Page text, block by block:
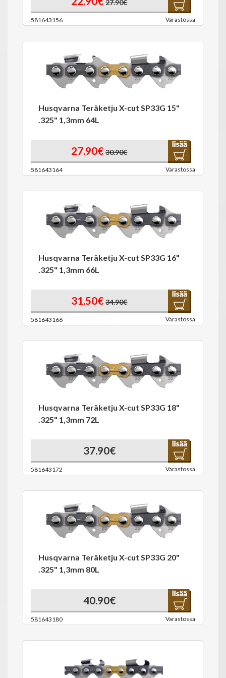
27.90€
581643156 Varastossa
Husqvarna Teräketju X-cut SP33G 15"
.325" 1,3mm 64L
27.90€ 30.90€
581643164 Varastossa
Husqvarna Teräketju X-cut SP33G 16"
.325" 1,3mm 66L
31.50€ 34.90€
581643166 Varastossa
Husqvarna Teräketju X-cut SP33G 18"
.325" 1,3mm 72L
37.90€
581643172 Varastossa
Husqvarna Teräketju X-cut SP33G 20"
.325" 1,3mm 80L
40.90€
581643180 Varastossa